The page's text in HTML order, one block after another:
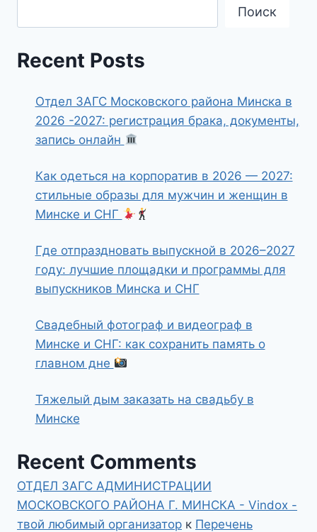
Поиск
Recent Posts
Отдел ЗАГС Московского района Минска в
2026 -2027: регистрация брака, документы,
запись онлайн
Как одеться на корпоратив в 2026 — 2027:
стильные образы для мужчин и женщин в
Минске и СНГ
Где отпраздновать выпускной в 2026–2027
году: лучшие площадки и программы для
выпускников Минска и СНГ
Свадебный фотограф и видеограф в
Минске и СНГ: как сохранить память о
главном дне
Тяжелый дым заказать на свадьбу в
Минске
Recent Comments
ОТДЕЛ ЗАГС АДМИНИСТРАЦИИ
МОСКОВСКОГО РАЙОНА Г. МИНСКА - Vindox -
твой любимый организатор к Перечень